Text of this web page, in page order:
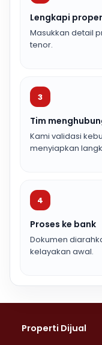
Lengkapi
Masukkan detail
tenor.
3
Tim
Kami validasi
menyiapkan
4
Proses ke bank
Dokumen
kelayakan awal.
Properti Dijual